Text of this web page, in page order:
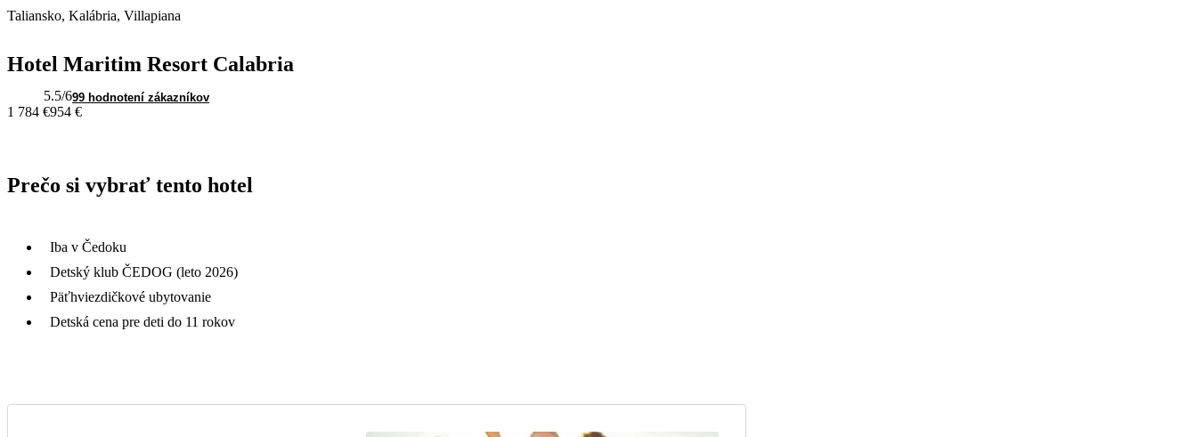
Taliansko, Kalábria, Villapiana
Hotel Maritim Resort Calabria
5.5/699 hodnotení zákazníkov
1 784 €954 €
Prečo si vybrať tento hotel
Iba v Čedoku
Detský klub ČEDOG (leto 2026)
Päťhviezdičkové ubytovanie
Detská cena pre deti do 11 rokov